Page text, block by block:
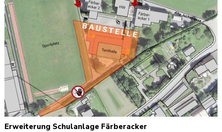
Erweiterung Schulanlage Färberacker